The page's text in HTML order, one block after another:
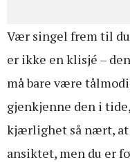
Vær singel frem til
er ikke en klisjé –
må bare være
gjenkjenne den i
kjærlighet så nært, at
ansiktet, men du er